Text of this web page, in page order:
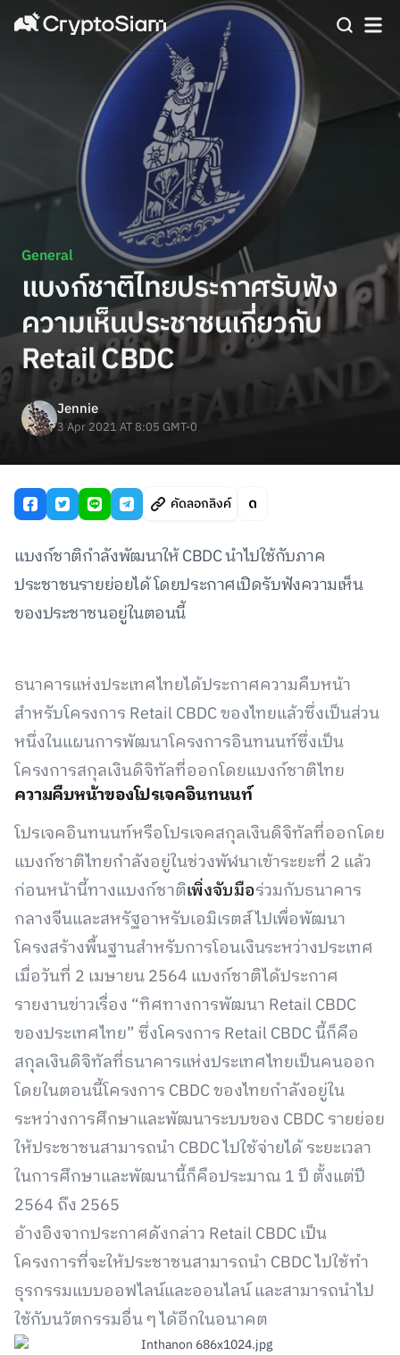
General
แบงก์ชาติไทยประกาศรับฟัง
ความเห็นประชาชนเกี่ยวกับ
Retail CBDC
Jennie
3 Apr 2021 AT 8:05 GMT-0
คัดลอกลิงค์
แบงก์ชาติกำลังพัฒนาให้ CBDC นำไปใช้กับภาค
ประชาชนรายย่อยได้ โดยประกาศเปิดรับฟังความเห็น
ของประชาชนอยู่ในตอนนี้
ธนาคารแห่งประเทศไทยได้ประกาศความคืบหน้า
สำหรับโครงการ Retail CBDC ของไทยแล้วซึ่งเป็นส่วน
หนึ่งในแผนการพัฒนาโครงการอินทนนท์ซึ่งเป็น
โครงการสกุลเงินดิจิทัลที่ออกโดยแบงก์ชาติไทย
ความคืบหน้าของโปรเจคอินทนนท์
โปรเจคอินทนนท์หรือโปรเจคสกุลเงินดิจิทัลที่ออกโดย
แบงก์ชาติไทยกำลังอยู่ในช่วงพัฬนาเข้าระยะที่ 2 แล้ว
ก่อนหน้านี้ทางแบงก์ชาติเพิ่งจับมือร่วมกับธนาคาร
กลางจีนและสหรัฐอาหรับเอมิเรตส์ไปเพื่อพัฒนา
โครงสร้างพื้นฐานสำหรับการโอนเงินระหว่างประเทศ
เมื่อวันที่ 2 เมษายน 2564 แบงก์ชาติได้ประกาศ
รายงานข่าวเรื่อง “ทิศทางการพัฒนา Retail CBDC
ของประเทศไทย” ซึ่งโครงการ Retail CBDC นี้ก็คือ
สกุลเงินดิจิทัลที่ธนาคารแห่งประเทศไทยเป็นคนออก
โดยในตอนนี้โครงการ CBDC ของไทยกำลังอยู่ใน
ระหว่างการศึกษาและพัฒนาระบบของ CBDC รายย่อย
ให้ประชาชนสามารถนำ CBDC ไปใช้จ่ายได้ ระยะเวลา
ในการศึกษาและพัฒนานี้ก็คือประมาณ 1 ปี ตั้งแต่ปี
2564 ถึง 2565
อ้างอิงจากประกาศดังกล่าว Retail CBDC เป็น
โครงการที่จะให้ประชาชนสามารถนำ CBDC ไปใช้ทำ
ธุรกรรมแบบออฟไลน์และออนไลน์ และสามารถนำไป
ใช้กับนวัตกรรมอื่น ๆ ได้อีกในอนาคต